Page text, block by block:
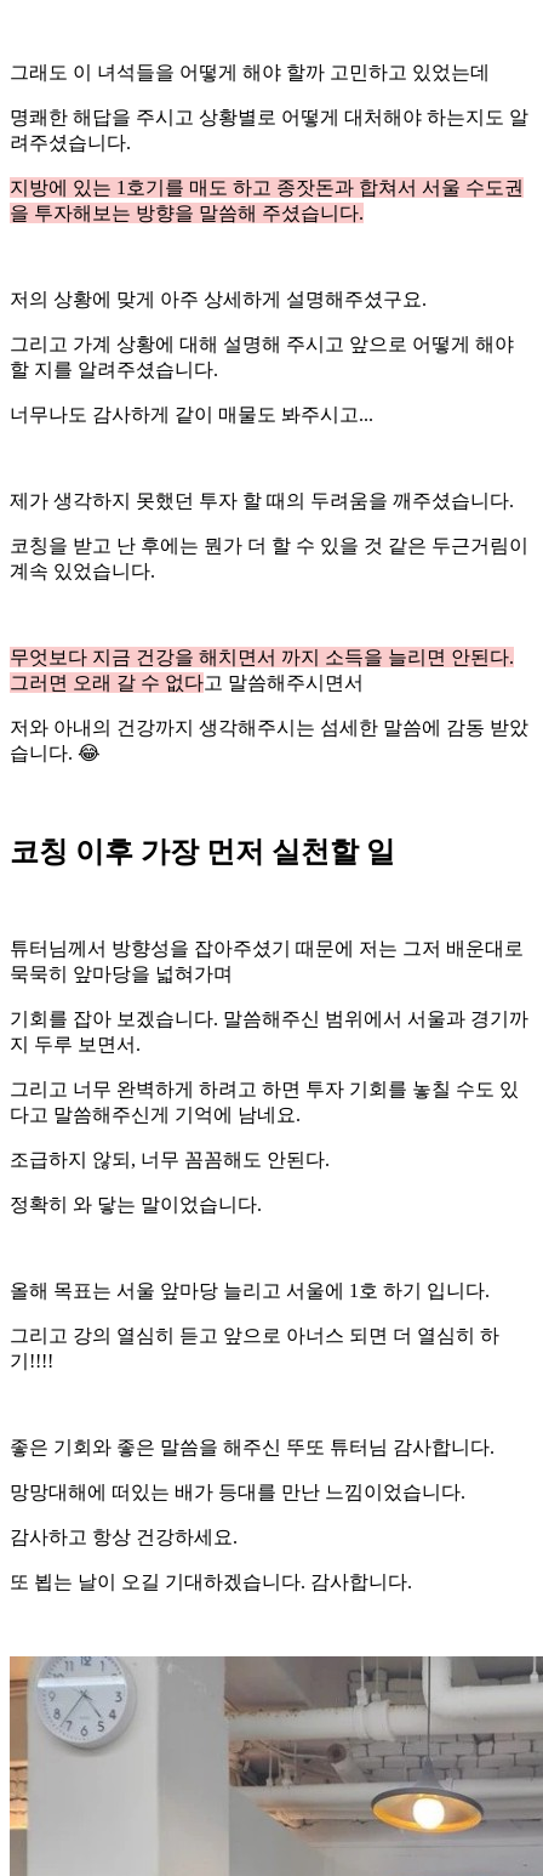
그래도 이 녀석들을 어떻게 해야 할까 고민하고 있었는데
명쾌한 해답을 주시고 상황별로 어떻게 대처해야 하는지도 알
려주셨습니다.
지방에 있는 1호기를 매도 하고 종잣돈과 합쳐서 서울 수도권
을 투자해보는 방향을 말씀해 주셨습니다.
저의 상황에 맞게 아주 상세하게 설명해주셨구요.
그리고 가계 상황에 대해 설명해 주시고 앞으로 어떻게 해야
할 지를 알려주셨습니다.
너무나도 감사하게 같이 매물도 봐주시고...
제가 생각하지 못했던 투자 할 때의 두려움을 깨주셨습니다.
코칭을 받고 난 후에는 뭔가 더 할 수 있을 것 같은 두근거림이
계속 있었습니다.
무엇보다 지금 건강을 해치면서 까지 소득을 늘리면 안된다.
그러면 오래 갈 수 없다고 말씀해주시면서
저와 아내의 건강까지 생각해주시는 섬세한 말씀에 감동 받았
습니다. 😂
코칭 이후 가장 먼저 실천할 일
튜터님께서 방향성을 잡아주셨기 때문에 저는 그저 배운대로
묵묵히 앞마당을 넓혀가며
기회를 잡아 보겠습니다. 말씀해주신 범위에서 서울과 경기까
지 두루 보면서.
그리고 너무 완벽하게 하려고 하면 투자 기회를 놓칠 수도 있
다고 말씀해주신게 기억에 남네요.
조급하지 않되, 너무 꼼꼼해도 안된다.
정확히 와 닿는 말이었습니다.
올해 목표는 서울 앞마당 늘리고 서울에 1호 하기 입니다.
그리고 강의 열심히 듣고 앞으로 아너스 되면 더 열심히 하
기!!!!
좋은 기회와 좋은 말씀을 해주신 뚜또 튜터님 감사합니다.
망망대해에 떠있는 배가 등대를 만난 느낌이었습니다.
감사하고 항상 건강하세요.
또 뵙는 날이 오길 기대하겠습니다. 감사합니다.